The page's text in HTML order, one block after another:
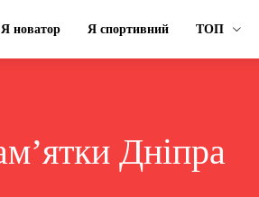
Я новатор Я спортивний ТОП
Дніпра